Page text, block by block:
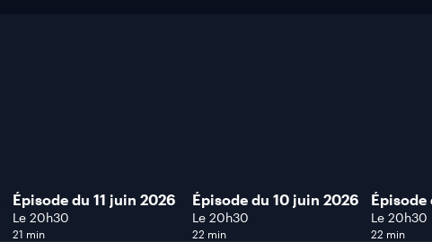
Épisode du 11 juin 2026
Le 20h30
21 min
Épisode du 10 juin 2026
Le 20h30
22 min
Épisode
Le 20h30
22 min